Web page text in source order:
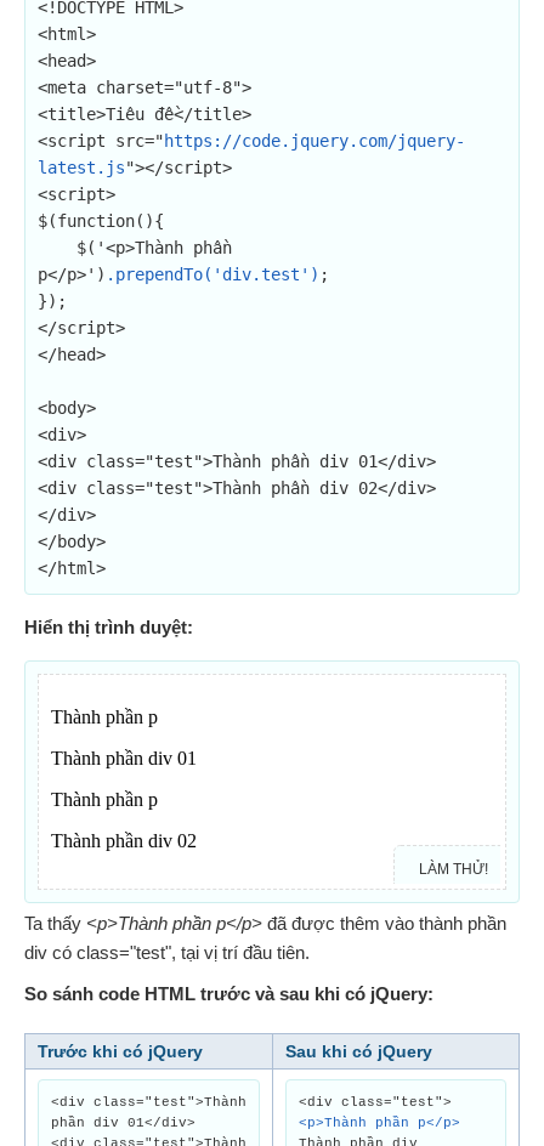
<!DOCTYPE HTML>
<html>
<head>
<meta charset="utf-8">
<title>Tiêu đề</title>
<script src="https://code.jquery.com/jquery-
latest.js"></script>
<script>
$(function(){
p</p>') .prependTo('div.test') ;
});
</script>
</head>
<body>
<div>
<div class="test">Thành phần div 01</div>
<div class="test">Thành phần div 02</div>
</div>
</body>
</html>
Hiển thị trình duyệt:
LÀM THỬ!
Ta thấy <p>Thành phần p</p> đã được thêm vào thành phần
div có class="test", tại vị trí đầu tiên.
So sánh code HTML trước và sau khi có jQuery:
Trước khi có jQuery Sau khi có jQuery
<div class="test">Thành
phần div 01</div>
<div class="test">
<p>Thành phần p</p>